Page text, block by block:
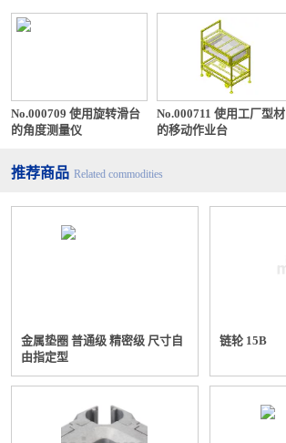
No.000709 使用旋转滑台
的角度测量仪
No.000711 使用工厂型材
的移动作业台
推荐商品 Related commodities
金属垫圈 普通级 精密级 尺寸自
由指定型
链轮 15B